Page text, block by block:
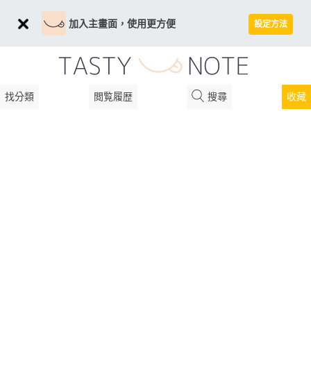
加入主畫面，使用更方便 設定方法
找分類 閲覧履歴 搜尋 收藏